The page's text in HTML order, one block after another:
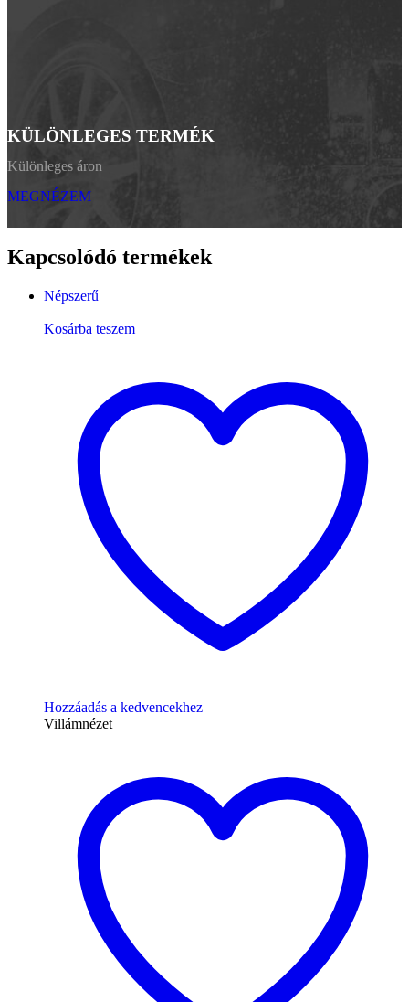
KÜLÖNLEGES TERMÉK
Különleges áron
MEGNÉZEM
Kapcsolódó termékek
Népszerű
Kosárba teszem
Hozzáadás a kedvencekhez
Villámnézet